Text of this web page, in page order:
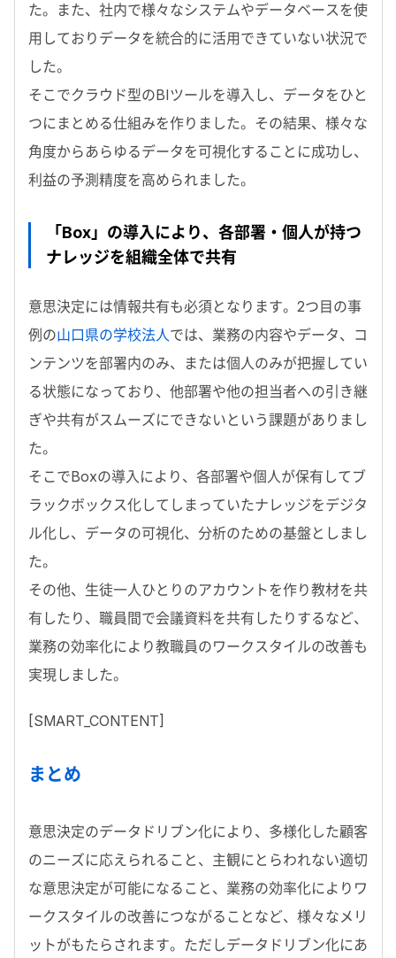
た。また、社内で様々なシステムやデータベースを使
用しておりデータを統合的に活用できていない状況で
した。
そこでクラウド型のBIツールを導入し、データをひと
つにまとめる仕組みを作りました。その結果、様々な
角度からあらゆるデータを可視化することに成功し、
利益の予測精度を高められました。
「Box」の導入により、各部署・個人が持つ
ナレッジを組織全体で共有
意思決定には情報共有も必須となります。2つ目の事
例の山口県の学校法人では、業務の内容やデータ、コ
ンテンツを部署内のみ、または個人のみが把握してい
る状態になっており、他部署や他の担当者への引き継
ぎや共有がスムーズにできないという課題がありまし
た。
そこでBoxの導入により、各部署や個人が保有してブ
ラックボックス化してしまっていたナレッジをデジタ
ル化し、データの可視化、分析のための基盤としまし
た。
その他、生徒一人ひとりのアカウントを作り教材を共
有したり、職員間で会議資料を共有したりするなど、
業務の効率化により教職員のワークスタイルの改善も
実現しました。
[SMART_CONTENT]
まとめ
意思決定のデータドリブン化により、多様化した顧客
のニーズに応えられること、主観にとらわれない適切
な意思決定が可能になること、業務の効率化によりワ
ークスタイルの改善につながることなど、様々なメリ
ットがもたらされます。ただしデータドリブン化にあ